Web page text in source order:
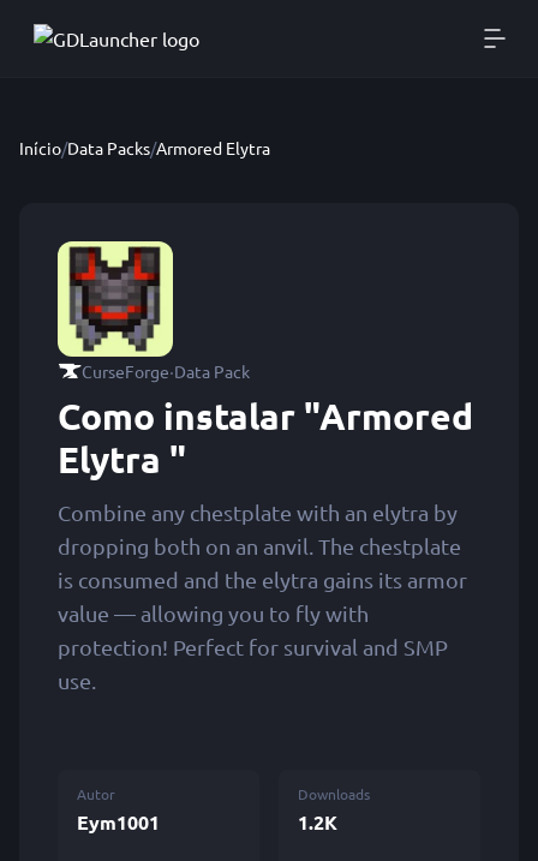
Início/Data Packs/Armored Elytra
CurseForge·Data Pack
Como instalar "Armored
Elytra "
Combine any chestplate with an elytra by
dropping both on an anvil. The chestplate
is consumed and the elytra gains its armor
value — allowing you to fly with
protection! Perfect for survival and SMP
use.
Autor
Eym1001
Downloads
1.2K